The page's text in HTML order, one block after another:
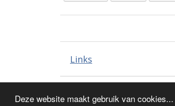
Deze website maakt gebruik van cookies...
Links
Copyright © 2026Kaart Europa. All